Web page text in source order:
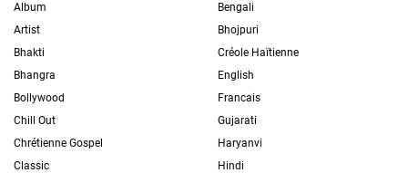
Album
Artist
Bhakti
Bhangra
Bollywood
Chill Out
Chrétienne Gospel
Classic
Bengali
Bhojpuri
Créole Haïtienne
English
Francais
Gujarati
Haryanvi
Hindi